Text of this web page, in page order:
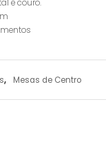
e couro.
, Mesas de Centro